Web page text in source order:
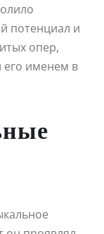
потенциал и
опер,
его именем в